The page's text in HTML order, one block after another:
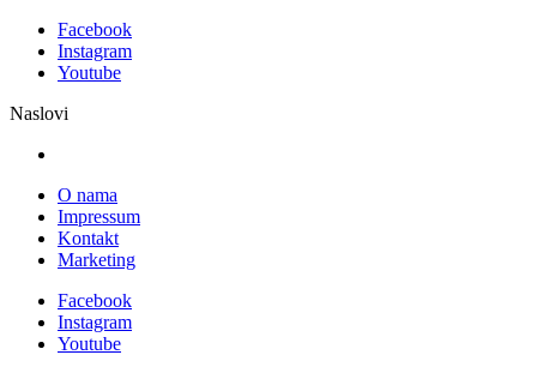
Facebook
Instagram
Youtube
Naslovi
O nama
Impressum
Kontakt
Marketing
Facebook
Instagram
Youtube